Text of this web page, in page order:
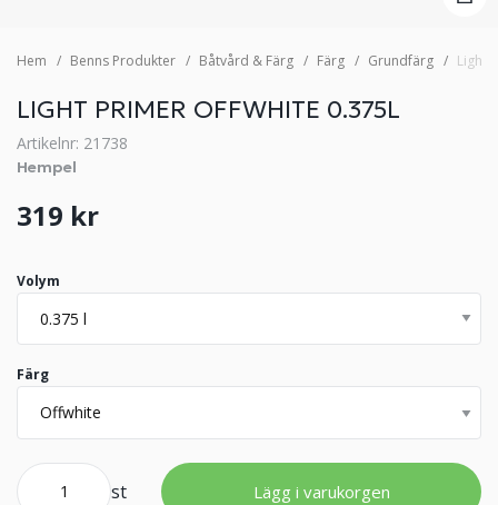
Hem Benns Produkter Båtvård & Färg Färg Grundfärg Light
LIGHT PRIMER OFFWHITE 0.375L
Artikelnr: 21738
Hempel
319 kr
Volym
Färg
st Lägg i varukorgen